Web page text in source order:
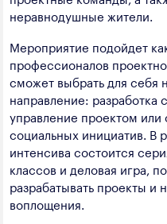
неравнодушные жители.
Мероприятие подойдет
профессионалов
сможет выбрать для себя
направление: разработка
управление проектом или
социальных инициатив. В
интенсива состоится
классов и деловая игра,
разрабатывать проекты и
воплощения.